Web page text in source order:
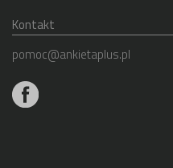
Kontakt
pomoc@ankietaplus.pl